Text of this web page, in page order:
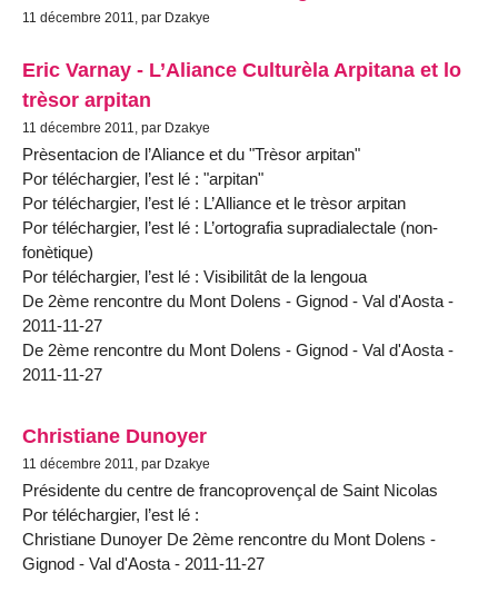
11 décembre 2011, par Dzakye
Eric Varnay - L’Aliance Culturèla Arpitana et lo
trèsor arpitan
11 décembre 2011, par Dzakye
Prèsentacion de l’Aliance et du "Trèsor arpitan"
Por téléchargier, l’est lé : "arpitan"
Por téléchargier, l’est lé : L’Alliance et le trèsor arpitan
Por téléchargier, l’est lé : L’ortografia supradialectale (non-
fonètique)
Por téléchargier, l’est lé : Visibilitât de la lengoua
De 2ème rencontre du Mont Dolens - Gignod - Val d'Aosta -
2011-11-27
De 2ème rencontre du Mont Dolens - Gignod - Val d'Aosta -
2011-11-27
Christiane Dunoyer
11 décembre 2011, par Dzakye
Présidente du centre de francoprovençal de Saint Nicolas
Por téléchargier, l’est lé :
Christiane Dunoyer De 2ème rencontre du Mont Dolens -
Gignod - Val d'Aosta - 2011-11-27